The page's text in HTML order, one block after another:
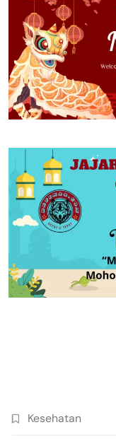
Kesehatan